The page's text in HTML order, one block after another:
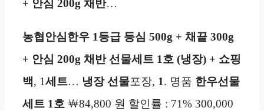
+ 안심 200g 채반…
농협안심한우 1등급 등심 500g + 채끝 300g
+ 안심 200g 채반 선물세트 1호 (냉장) + 쇼핑
백, 1세트… 냉장 선물포장, 1. 명품 한우선물
세트 1호 ￦84,800 원 할인률 : 71% 300,000